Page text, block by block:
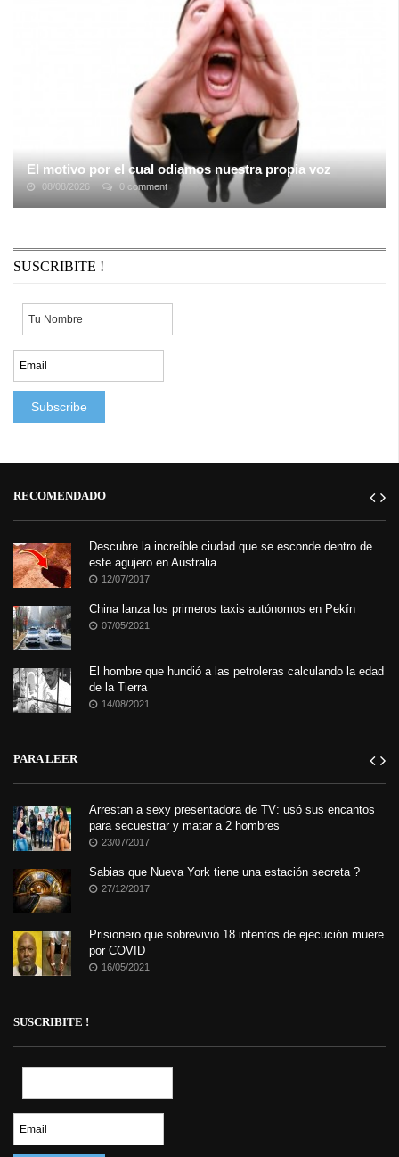
vez hay dos temporadas que son ...
El motivo por el cual odiamos nuestra propia voz
08/08/2026 0 comment
Ni siquiera ver una fotografía que nos disgusta demasiado, se
SUSCRIBITE !
RECOMENDADO
Descubre la increíble ciudad que se esconde dentro de
este agujero en Australia
12/07/2017
China lanza los primeros taxis autónomos en Pekín
07/05/2021
El hombre que hundió a las petroleras calculando la edad
de la Tierra
14/08/2021
PARA LEER
Arrestan a sexy presentadora de TV: usó sus encantos
para secuestrar y matar a 2 hombres
23/07/2017
Sabias que Nueva York tiene una estación secreta ?
27/12/2017
Prisionero que sobrevivió 18 intentos de ejecución muere
por COVID
16/05/2021
SUSCRIBITE !